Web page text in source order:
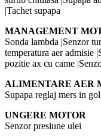
|Tachet supapa
MANAGEMENT
Sonda lambda |Senzor
temperatura aer admisie
pozitie ax cu came
ALIMENTARE AER
Supapa reglaj mers in
UNGERE MOTOR
Senzor presiune ulei